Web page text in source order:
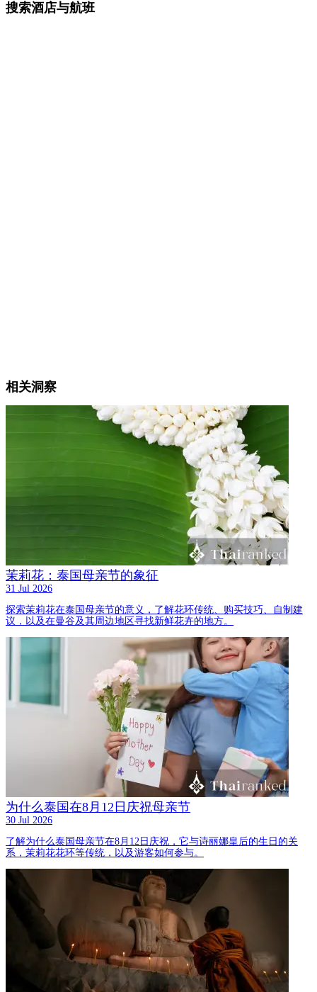
搜索酒店与航班
相关洞察
茉莉花：泰国母亲节的象征
31 Jul 2026
探索茉莉花在泰国母亲节的意义，了解花环传统、购买技巧、自制建
议，以及在曼谷及其周边地区寻找新鲜花卉的地方。
为什么泰国在8月12日庆祝母亲节
30 Jul 2026
了解为什么泰国母亲节在8月12日庆祝，它与诗丽娜皇后的生日的关
系，茉莉花花环等传统，以及游客如何参与。